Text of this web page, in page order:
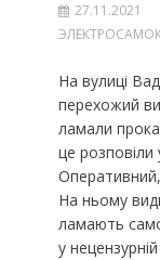
27.11.2021
На вулиці
перехожий
ламали
це розповіли
Оперативний,
На ньому
ламають
у